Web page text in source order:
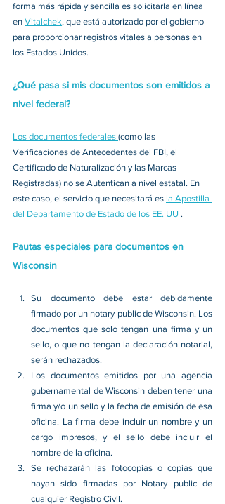
forma más rápida y sencilla es solicitarla en línea
en Vitalchek, que está autorizado por el gobierno
para proporcionar registros vitales a personas en
los Estados Unidos.
¿Qué pasa si mis documentos son emitidos a
nivel federal?
Los documentos federales (como las
Verificaciones de Antecedentes del FBI, el
Certificado de Naturalización y las Marcas
Registradas) no se Autentican a nivel estatal. En
este caso, el servicio que necesitará es la Apostilla
del Departamento de Estado de los EE. UU .
Pautas especiales para documentos en
Wisconsin
Su documento debe estar debidamente
firmado por un notary public de Wisconsin. Los
documentos que solo tengan una firma y un
sello, o que no tengan la declaración notarial,
serán rechazados.
Los documentos emitidos por una agencia
gubernamental de Wisconsin deben tener una
firma y/o un sello y la fecha de emisión de esa
oficina. La firma debe incluir un nombre y un
cargo impresos, y el sello debe incluir el
nombre de la oficina.
Se rechazarán las fotocopias o copias que
hayan sido firmadas por Notary public de
cualquier Registro Civil.